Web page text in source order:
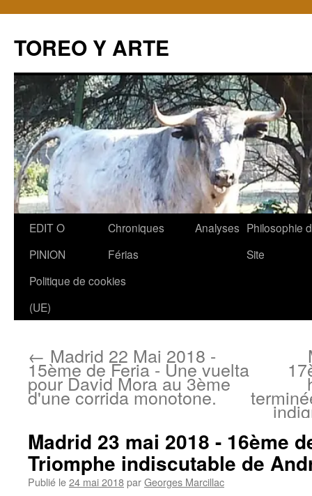
TOREO Y ARTE
Aller
contenu
EDIT O
PINION
Chroniques
Férias
Analyses Philosophie
Site
Politique de cookies
(UE)
← Madrid 22 Mai 2018 -
15ème de Feria - Une vuelta
pour David Mora au 3ème
d'une corrida monotone.
Madrid 23 mai 2018 - 16ème
Triomphe indiscutable de
Publié le24 mai 2018parGeorges Marcillac